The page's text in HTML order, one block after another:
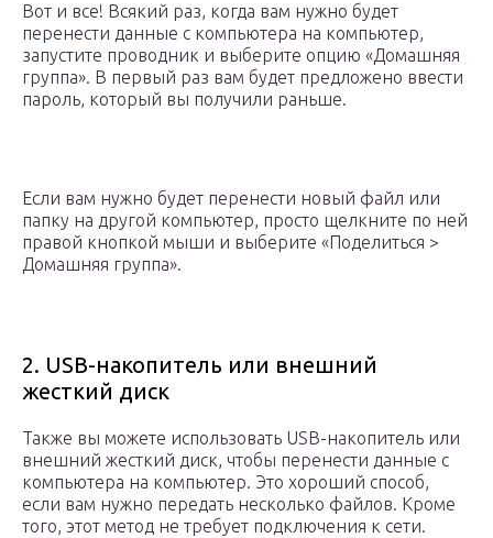
Вот и все! Всякий раз, когда вам нужно будет
перенести данные с компьютера на компьютер,
запустите проводник и выберите опцию «Домашняя
группа». В первый раз вам будет предложено ввести
пароль, который вы получили раньше.
Если вам нужно будет перенести новый файл или
папку на другой компьютер, просто щелкните по ней
правой кнопкой мыши и выберите «Поделиться >
Домашняя группа».
2. USB-накопитель или внешний
жесткий диск
Также вы можете использовать USB-накопитель или
внешний жесткий диск, чтобы перенести данные с
компьютера на компьютер. Это хороший способ,
если вам нужно передать несколько файлов. Кроме
того, этот метод не требует подключения к сети.